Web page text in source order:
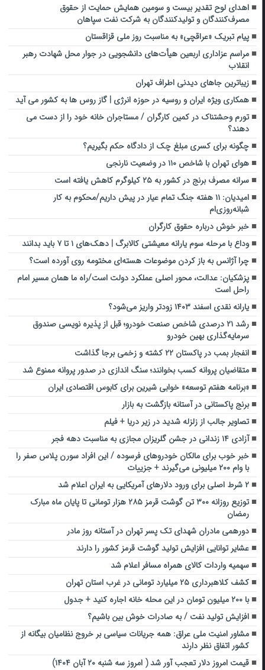
اهدای لوح تقدیر بیست و سومین همایش حمایت از حقوق
مصرف‌کنندگان و تولیدکنندگان به شرکت نفت سپاهان
پیام تبریک «عراقچی» به مناسبت روز ملی قزاقستان
مراسم عزاداری اربعین هیأت‌های دانشجویی در جوار محل شهادت رهبر
انقلاب
زیباترین جاهای دیدنی اطراف تهران
همکاری ویژه ایران و روسیه در حوزه انرژی | گاز روس ها به کشور می آید
تورم وحشتناک در کمین کارگران / مستاجران خانه خود را از دست می
دهند؟
چگونه برای کسری مبلغ چک از دادگاه حکم بگیریم؟
هوای تهران با شاخص ۱۱۰ در وضعیت نارنجی
سرانه مصرف برنج در کشور به ۲۵ کیلوگرم کاهش یافته است
امیدیان: ۱۱ هفته جنگ تمام عیار در پیش داریم/محکوم به کار
شبانه‌روزی‌ام
خبر خوش درباره حقوق کارگران
وداع با مرحله سوم یارانه معیشتی کالابرگ | دهک‌های ۱ تا ۷ باید بدانند
چرا آژانس به باز کردن موضوعات هسته‌ای مختومه روی آورده است؟
پزشکیان: عدالت، محور اصلی عملکرد دولت است/راه ما همان مسیر امام
راحل است
یارانه نقدی اسفند ۱۴۰۳ زودتر واریز می‌شود؟
رشد ۲۱ درصدی شاخص صنعت خودرو؛ قبل از پذیره نویسی صندوق
سرمایه‌گذاری بهین خودرو
انفجار بمب در پاکستان ۲۲ کشته و زخمی برجا گذاشت
متقاضیان پروانه کسب بخوانند؛ سنگ اندازی در صدور پروانه ممنوع شد
«برنامه هفتم توسعه» خوابی شیرین برای کابوس اقتصادی ایران
برنج پاکستانی در آستانه بازگشت به بازار
تصاویر جالب از زلزله شدید در زیر دریا + فیلم
آزادی ۱۴ زندانی در جشن گلریزان مجازی به مناسبت دهه فجر
خبر خوب برای مالکان خودروهای فرسوده / این افراد سورن پلاس صفر را
با وام ۲۰۰ میلیونی می‌گیرند + جزییات
۲ شرط اصلی برای ورود دلارهای آمریکایی‌ به ایران اعلام شد
توزیع روزانه ۳۰۰ تن گوشت قرمز ۲۸۵ هزار تومانی تا پایان ماه مبارک
رمضان
دورهمی مادران شهدای تک پسر تهران در آستانه روز مادر
عشایر توانایی افزایش تولید گوشت قرمز کشور را دارند
سهمیه واردات کالای همراه مسافر اعلام شد
کشف کلاهبرداری ۲۵ میلیارد تومانی در غرب استان تهران
با ۲۰۰ میلیون تومان در این محله خانه اجاره کنید + جدول
افزایش تولید نفت / به صادرات خوش بین باشیم؟
مشاور امنیت ملی عراق: همه جریانات سیاسی بر خروج نظامیان بیگانه از
کشور اتفاق نظر دارند
قیمت امروز دلار تعجب آور شد ( امروز سه شنبه ۲۰ آبان ۱۴۰۴)